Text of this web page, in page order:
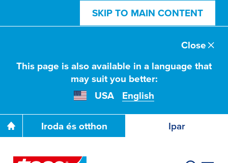
SKIP TO MAIN CONTENT
This page is also available in a language that
may suit you better:
USA
English
Close
Iroda és otthon Ipar